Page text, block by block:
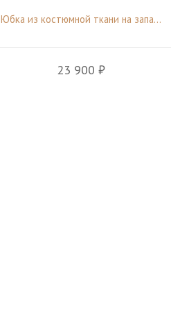
Юбка из костюмной ткани на запа...
23 900 ₽